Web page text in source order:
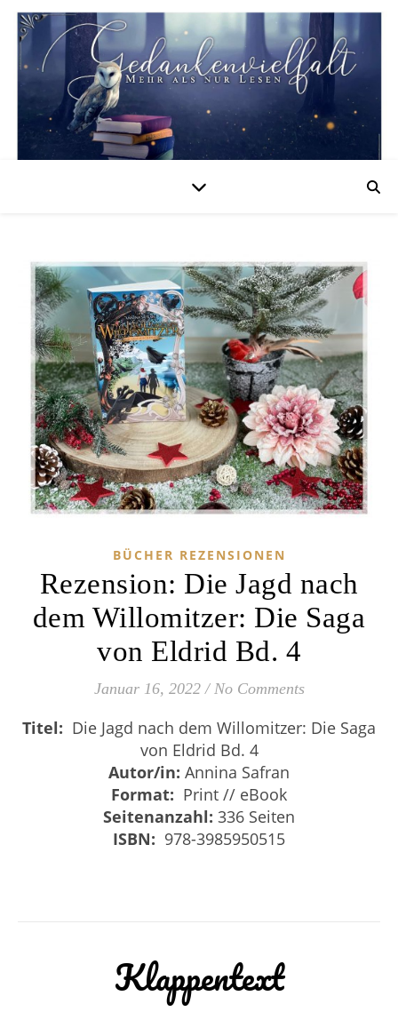
BÜCHER REZENSIONEN
Rezension: Die Jagd nach
dem Willomitzer: Die Saga
von Eldrid Bd. 4
Januar 16, 2022 / No Comments
Titel: Die Jagd nach dem Willomitzer: Die Saga
von Eldrid Bd. 4
Autor/in: Annina Safran
Format: Print // eBook
Seitenanzahl: 336 Seiten
ISBN: 978-3985950515
Klappentext